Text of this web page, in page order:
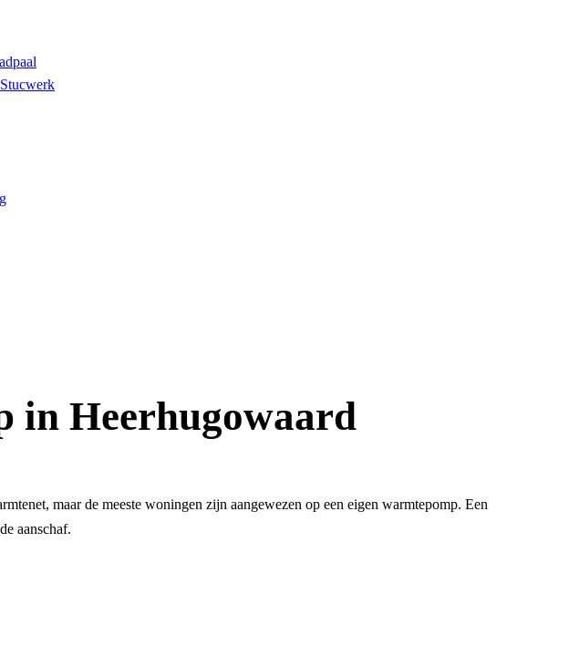
Stucwerk
in Heerhugowaard
maar de meeste woningen zijn aangewezen op een eigen warmtepomp. Een
aanschaf.